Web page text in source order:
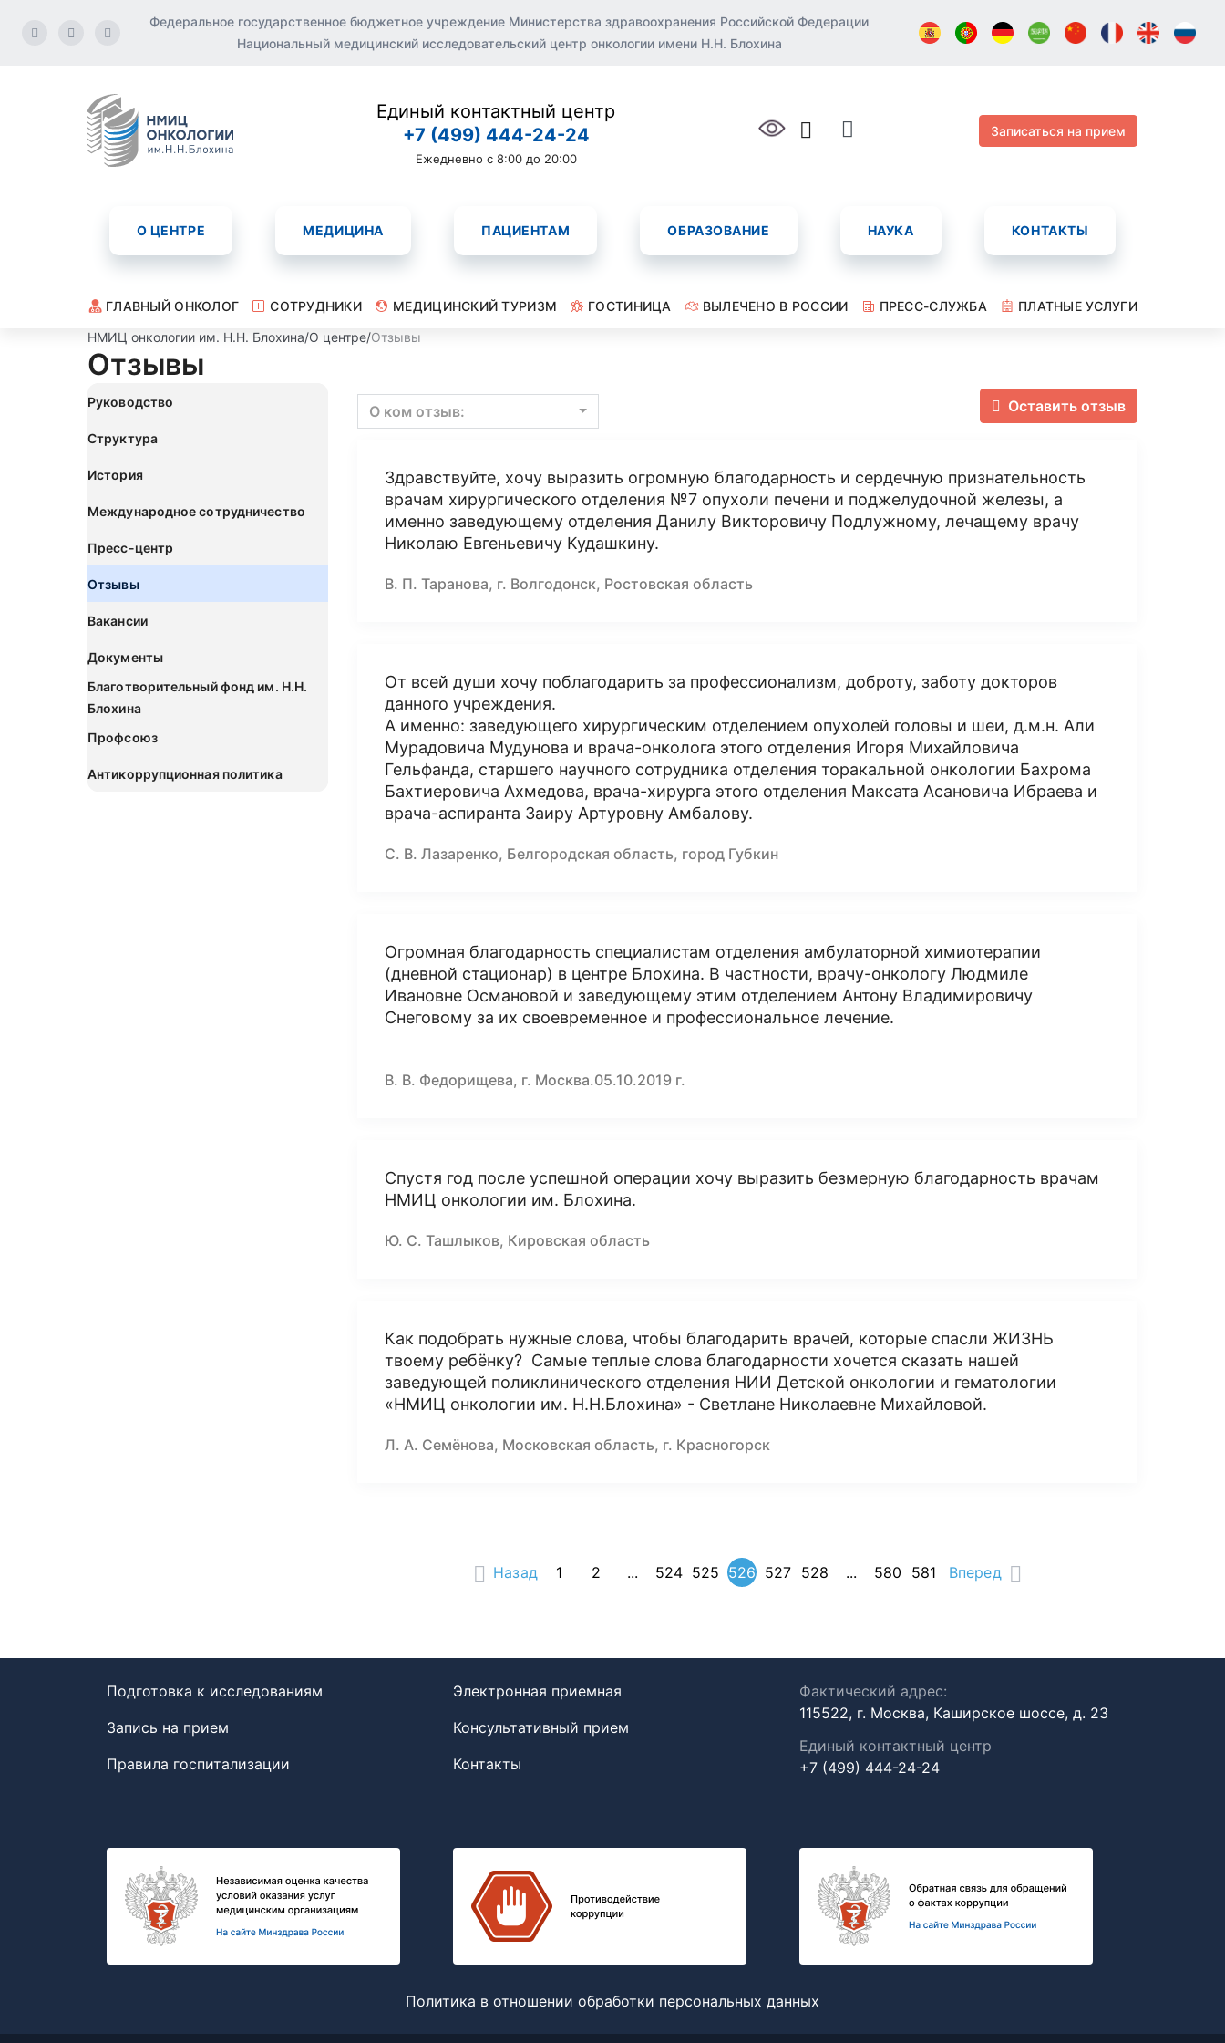
Федеральное государственное бюджетное учреждение Министерства здравоохранения Российской Федерации
Национальный медицинский исследовательский центр онкологии имени Н.Н. Блохина
Единый контактный центр
+7 (499) 444-24-24
Ежедневно с 8:00 до 20:00
Записаться на прием
О ЦЕНТРЕ МЕДИЦИНА ПАЦИЕНТАМ ОБРАЗОВАНИЕ НАУКА КОНТАКТЫ
ГЛАВНЫЙ ОНКОЛОГ СОТРУДНИКИ МЕДИЦИНСКИЙ ТУРИЗМ ГОСТИНИЦА ВЫЛЕЧЕНО В РОССИИ ПРЕСС-СЛУЖБА
ПЛАТНЫЕ УСЛУГИ
НМИЦ онкологии им. Н.Н. Блохина/О центре/Отзывы
Отзывы
Руководство
Структура
История
Международное сотрудничество
Пресс-центр
Отзывы
Вакансии
Документы
Благотворительный фонд им. Н.Н.
Блохина
Профсоюз
Антикоррупционная политика
Оставить отзыв
О ком отзыв:
Здравствуйте, хочу выразить огромную благодарность и сердечную признательность
врачам хирургического отделения №7 опухоли печени и поджелудочной железы, а
именно заведующему отделения Данилу Викторовичу Подлужному, лечащему врачу
Николаю Евгеньевичу Кудашкину.
В. П. Таранова, г. Волгодонск, Ростовская область
От всей души хочу поблагодарить за профессионализм, доброту, заботу докторов
данного учреждения.
А именно: заведующего хирургическим отделением опухолей головы и шеи, д.м.н. Али
Мурадовича Мудунова и врача-онколога этого отделения Игоря Михайловича
Гельфанда, старшего научного сотрудника отделения торакальной онкологии Бахрома
Бахтиеровича Ахмедова, врача-хирурга этого отделения Максата Асановича Ибраева и
врача-аспиранта Заиру Артуровну Амбалову.
С. В. Лазаренко, Белгородская область, город Губкин
Огромная благодарность специалистам отделения амбулаторной химиотерапии
(дневной стационар) в центре Блохина. В частности, врачу-онкологу Людмиле
Ивановне Османовой и заведующему этим отделением Антону Владимировичу
Снеговому за их своевременное и профессиональное лечение.
В. В. Федорищева, г. Москва.05.10.2019 г.
Спустя год после успешной операции хочу выразить безмерную благодарность врачам
НМИЦ онкологии им. Блохина.
Ю. С. Ташлыков, Кировская область
Как подобрать нужные слова, чтобы благодарить врачей, которые спасли ЖИЗНЬ
твоему ребёнку? Самые теплые слова благодарности хочется сказать нашей
заведующей поликлинического отделения НИИ Детской онкологии и гематологии
«НМИЦ онкологии им. Н.Н.Блохина» - Светлане Николаевне Михайловой.
Л. А. Семёнова, Московская область, г. Красногорск
Назад 1 2 ... 524 525 526 527 528 ... 580 581 Вперед
Подготовка к исследованиям
Запись на прием
Правила госпитализации
Электронная приемная
Консультативный прием
Контакты
Фактический адрес:
115522, г. Москва, Каширское шоссе, д. 23
Единый контактный центр
+7 (499) 444-24-24
Политика в отношении обработки персональных данных